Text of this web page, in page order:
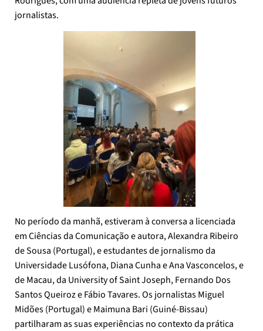
jornalistas.
No período da manhã, estiveram à conversa a licenciada
em Ciências da Comunicação e autora, Alexandra Ribeiro
de Sousa (Portugal), e estudantes de jornalismo da
Universidade Lusófona, Diana Cunha e Ana Vasconcelos, e
de Macau, da University of Saint Joseph, Fernando Dos
Santos Queiroz e Fábio Tavares. Os jornalistas Miguel
Midões (Portugal) e Maimuna Bari (Guiné-Bissau)
partilharam as suas experiências no contexto da prática